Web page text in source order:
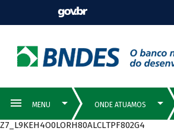
Z7_L9KEH4O0LORH80ALCLTPF802G4